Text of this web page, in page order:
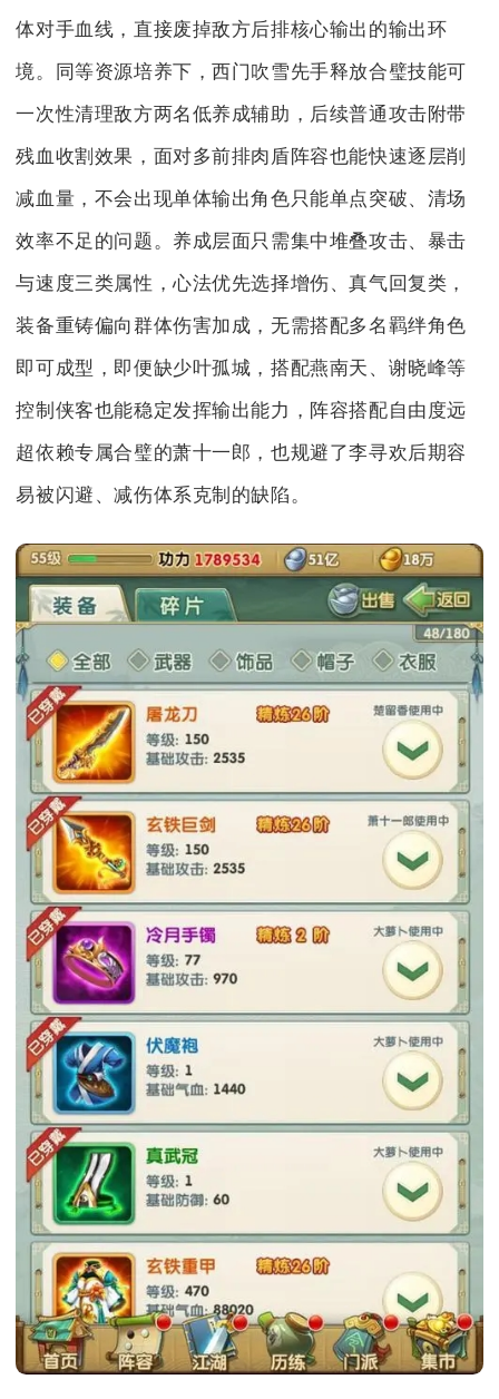
体对手血线，直接废掉敌方后排核心输出的输出环
境。同等资源培养下，西门吹雪先手释放合璧技能可
一次性清理敌方两名低养成辅助，后续普通攻击附带
残血收割效果，面对多前排肉盾阵容也能快速逐层削
减血量，不会出现单体输出角色只能单点突破、清场
效率不足的问题。养成层面只需集中堆叠攻击、暴击
与速度三类属性，心法优先选择增伤、真气回复类，
装备重铸偏向群体伤害加成，无需搭配多名羁绊角色
即可成型，即便缺少叶孤城，搭配燕南天、谢晓峰等
控制侠客也能稳定发挥输出能力，阵容搭配自由度远
超依赖专属合璧的萧十一郎，也规避了李寻欢后期容
易被闪避、减伤体系克制的缺陷。